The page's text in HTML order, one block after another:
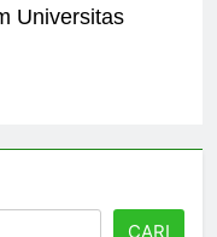
Universitas
CARI